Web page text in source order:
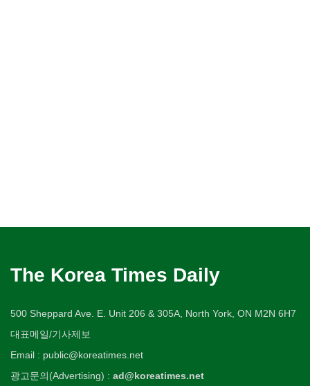
The Korea Times Daily
500 Sheppard Ave. E. Unit 206 & 305A, North York, ON M2N 6H7
대표메일/기사제보
Email : public@koreatimes.net
광고문의(Advertising) : ad@koreatimes.net